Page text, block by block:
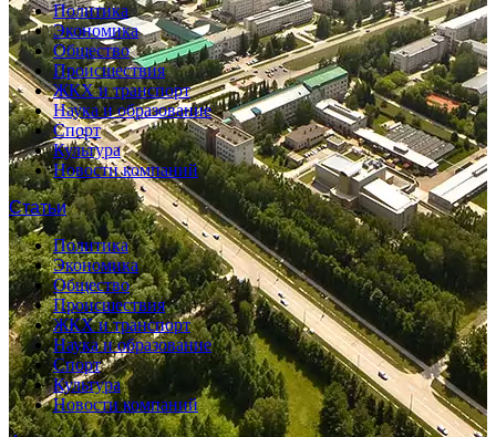
Политика
Экономика
Общество
Происшествия
ЖКХ и транспорт
Наука и образование
Спорт
Культура
Новости компаний
Статьи
Политика
Экономика
Общество
Происшествия
ЖКХ и транспорт
Наука и образование
Спорт
Культура
Новости компаний